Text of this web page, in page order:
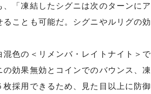
「凍結したシグニは次のターンにア
ことも可能だ。シグニやルリグの効
色の＜リメンバ・レイトナイト＞で
効果無効とコインでのバウンス、凍
採用できるため、見た目以上に防御